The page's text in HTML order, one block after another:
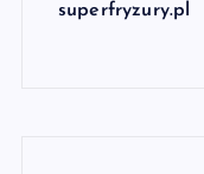
superfryzury.pl